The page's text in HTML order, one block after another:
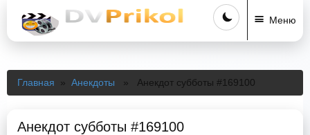
Меню
Главная » Анекдоты » Анекдот субботы #169100
Анекдот субботы #169100